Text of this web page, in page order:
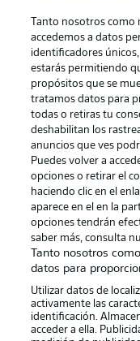
Publicidad
Gestionar las
Canales
Jugadores
Sello Editorial
Tanto nosotros
accedemos a datos
identificadores
estarás permitiendo
propósitos que se
tratamos datos para
todas o retiras tu
deshabilitan los
anuncios que ves
Puedes volver a
opciones o retirar el
haciendo clic en el
aparece en el en la
opciones tendrán
saber más, consulta
Tanto nosotros
datos para
Utilizar datos de
activamente las
identificación.
acceder a ella.